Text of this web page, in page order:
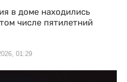
в доме находились
числе пятилетний
01:29